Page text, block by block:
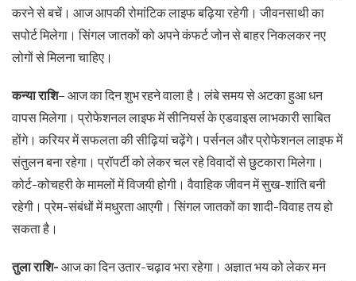
करने से बचें। आज आपकी रोमांटिक लाइफ बढ़िया रहेगी। जीवनसाथी का
सपोर्ट मिलेगा। सिंगल जातकों को अपने कंफर्ट जोन से बाहर निकलकर नए
लोगों से मिलना चाहिए।
कन्या राशि– आज का दिन शुभ रहने वाला है। लंबे समय से अटका हुआ धन
वापस मिलेगा। प्रोफेशनल लाइफ में सीनियर्स के एडवाइस लाभकारी साबित
होंगे। करियर में सफलता की सीढ़ियां चढ़ेंगे। पर्सनल और प्रोफेशनल लाइफ में
संतुलन बना रहेगा। प्रॉपर्टी को लेकर चल रहे विवादों से छुटकारा मिलेगा।
कोर्ट-कोचहरी के मामलों में विजयी होगी। वैवाहिक जीवन में सुख-शांति बनी
रहेगी। प्रेम-संबंधों में मधुरता आएगी। सिंगल जातकों का शादी-विवाह तय हो
सकता है।
तुला राशि- आज का दिन उतार-चढ़ाव भरा रहेगा। अज्ञात भय को लेकर मन